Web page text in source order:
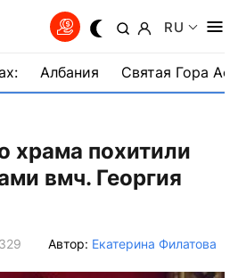
RU
Албания Святая Гора
храма похитили
вмч. Георгия
Автор: Екатерина Филатова